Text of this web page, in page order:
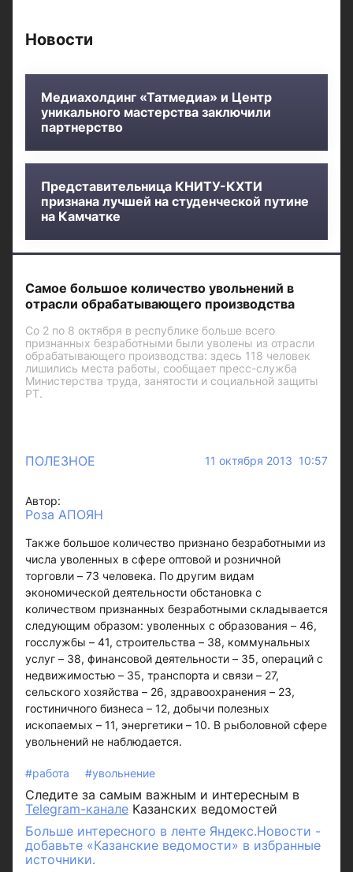
Новости
Медиахолдинг «Татмедиа» и Центр
уникального мастерства заключили
партнерство
Представительница КНИТУ-КХТИ
признана лучшей на студенческой путине
на Камчатке
Самое большое количество увольнений в
отрасли обрабатывающего производства
Со 2 по 8 октября в республике больше всего
признанных безработными были уволены из отрасли
обрабатывающего производства: здесь 118 человек
лишились места работы, сообщает пресс-служба
Министерства труда, занятости и социальной защиты
РТ.
ПОЛЕЗНОЕ 11 октября 2013 10:57
Автор:
Роза АПОЯН
Также большое количество признано безработными из
числа уволенных в сфере оптовой и розничной
торговли – 73 человека. По другим видам
экономической деятельности обстановка с
количеством признанных безработными складывается
следующим образом: уволенных с образования – 46,
госслужбы – 41, строительства – 38, коммунальных
услуг – 38, финансовой деятельности – 35, операций с
недвижимостью – 35, транспорта и связи – 27,
сельского хозяйства – 26, здравоохранения – 23,
гостиничного бизнеса – 12, добычи полезных
ископаемых – 11, энергетики – 10. В рыболовной сфере
увольнений не наблюдается.
#работа #увольнение
Следите за самым важным и интересным в
Telegram-канале Казанских ведомостей
Больше интересного в ленте Яндекс.Новости -
добавьте «Казанские ведомости» в избранные
источники.